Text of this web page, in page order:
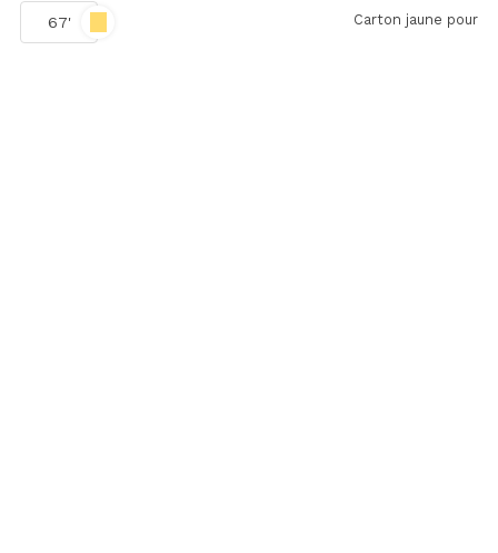
67' Carton jaune pour